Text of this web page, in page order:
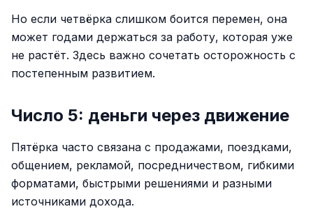
Но если четвёрка слишком боится перемен, она
может годами держаться за работу, которая уже
не растёт. Здесь важно сочетать осторожность с
постепенным развитием.
Число 5: деньги через движение
Пятёрка часто связана с продажами, поездками,
общением, рекламой, посредничеством, гибкими
форматами, быстрыми решениями и разными
источниками дохода.